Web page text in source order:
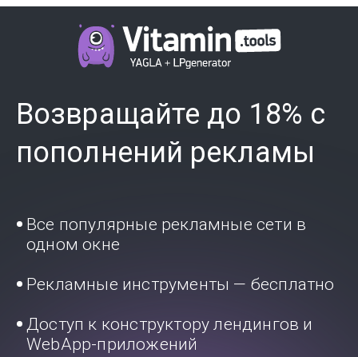
Возвращайте до 18% с
пополнений рекламы
Все популярные рекламные сети в
одном окне
Рекламные инструменты — бесплатно
Доступ к конструктору лендингов и
WebApp-приложений